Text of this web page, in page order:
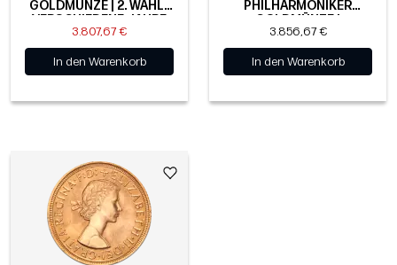
GOLDMÜNZE | 2. WAHL |
3.807,67 €
In den Warenkorb
PHILHARMONIKER
VERSCHIEDENE
JAHRGÄNGE
3.856,67 €
In den Warenkorb